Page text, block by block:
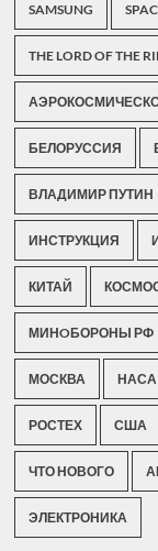
SAMSUNG
THE LORD OF THE
БЕЛОРУССИЯ
ВЛАДИМИР ПУТИН
ИНСТРУКЦИЯ
КИТАЙ
МИНOБОРОНЫ РФ
МОСКВА НАСА
РОСТЕХ США
ЧТО НОВОГО
ЭЛЕКТРОНИКА